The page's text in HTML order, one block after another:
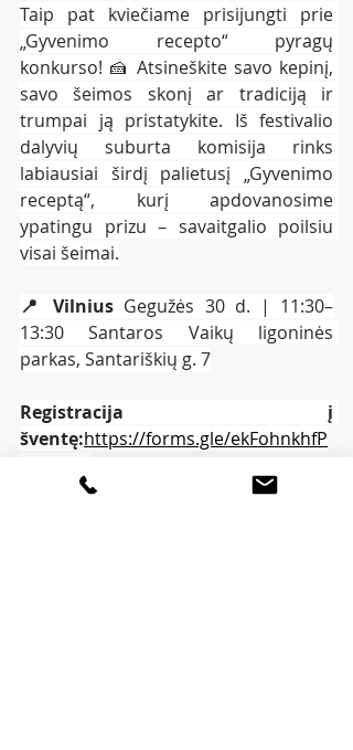
Taip pat kviečiame prisijungti prie
„Gyvenimo recepto“ pyragų
konkurso! 🍰 Atsineškite savo kepinį,
savo šeimos skonį ar tradiciją ir
trumpai ją pristatykite. Iš festivalio
dalyvių suburta komisija rinks
labiausiai širdį palietusį „Gyvenimo
receptą“, kurį apdovanosime
ypatingu prizu – savaitgalio poilsiu
visai šeimai.
📍 Vilnius Gegužės 30 d. | 11:30–
13:30 Santaros Vaikų ligoninės
parkas, Santariškių g. 7
Registracija į
šventę:https://forms.gle/ekFohnkhfP